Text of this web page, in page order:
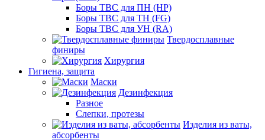
Боры ТВС для ПН (HP)
Боры ТВС для ТН (FG)
Боры ТВС для УН (RA)
Твердосплавные
финиры
Хирургия
Гигиена, защита
Маски
Дезинфекция
Разное
Слепки, протезы
Изделия из ваты,
абсорбенты